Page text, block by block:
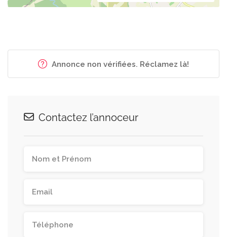
Annonce non vérifiées. Réclamez là!
Contactez l’annoceur